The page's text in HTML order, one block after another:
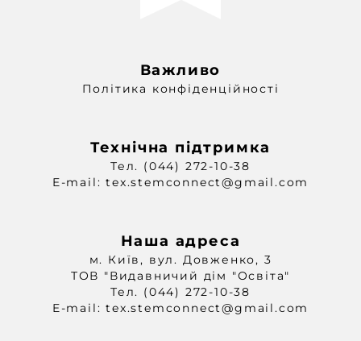
Важливо
Політика конфіденційності
Технічна підтримка
Тел. (044) 272-10-38
E-mail: tex.stemconnect@gmail.com
Наша адреса
м. Київ, вул. Довженко, 3
ТОВ "Видавничий дім "Освіта"
Тел. (044) 272-10-38
E-mail: tex.stemconnect@gmail.com